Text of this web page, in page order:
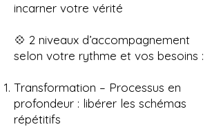
incarner votre vérité
💠 2 niveaux d’accompagnement
selon votre rythme et vos besoins :
Transformation – Processus en
profondeur : libérer les schémas
répétitifs